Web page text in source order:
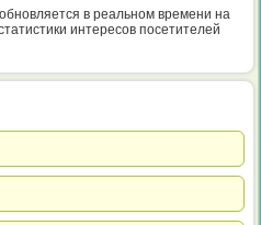
в реальном времени на
интересов посетителей